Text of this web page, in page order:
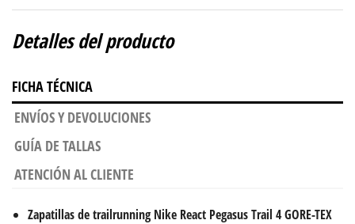
Detalles del producto
FICHA TÉCNICA
ENVÍOS Y DEVOLUCIONES
GUÍA DE TALLAS
ATENCIÓN AL CLIENTE
Zapatillas de trailrunning Nike React Pegasus Trail 4 GORE-TEX